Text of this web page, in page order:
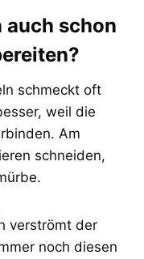
auch schon
schmeckt oft
weil die
Am
schneiden,
verströmt der
noch diesen